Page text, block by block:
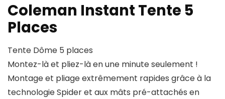
Coleman Instant Tente 5
Places
Tente Dôme 5 places
Montez-là et pliez-là en une minute seulement !
Montage et pliage extrêmement rapides grâce à la
technologie Spider et aux mâts pré-attachés en